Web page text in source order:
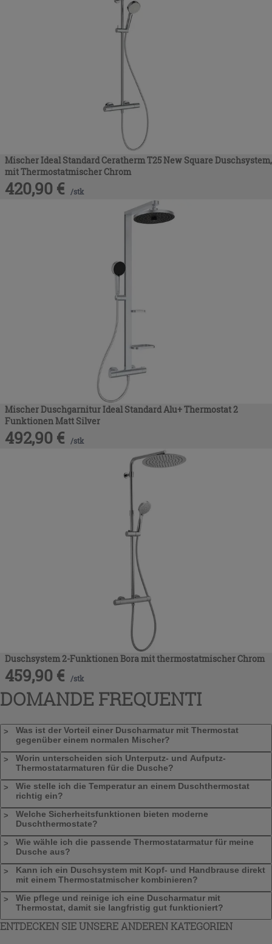
Mischer Ideal Standard Ceratherm T25 New Square Duschsystem,
mit Thermostatmischer Chrom
420,90 € /stk
Mischer Duschgarnitur Ideal Standard Alu+ Thermostat 2
Funktionen Matt Silver
492,90 € /stk
Duschsystem 2-Funktionen Bora mit thermostatmischer Chrom
459,90 € /stk
DOMANDE FREQUENTI
Was ist der Vorteil einer Duscharmatur mit Thermostat
gegenüber einem normalen Mischer?
Worin unterscheiden sich Unterputz- und Aufputz-
Thermostatarmaturen für die Dusche?
Wie stelle ich die Temperatur an einem Duschthermostat
richtig ein?
Welche Sicherheitsfunktionen bieten moderne
Duschthermostate?
Wie wähle ich die passende Thermostatarmatur für meine
Dusche aus?
Kann ich ein Duschsystem mit Kopf- und Handbrause direkt
mit einem Thermostatmischer kombinieren?
Wie pflege und reinige ich eine Duscharmatur mit
Thermostat, damit sie langfristig gut funktioniert?
ENTDECKEN SIE UNSERE ANDEREN KATEGORIEN